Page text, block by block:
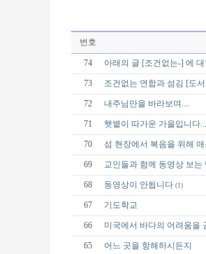
번호
74 아래의 글 [조건없는-] 에
73 조건없는 연합과 섬김 [도
72 내주님만을 바라보며....
71 햇볕이 따가운 가을입니다
70 섬 현장에서 복음을 위해
69 교인들과 함께 동영상 보는
68 동영상이 안됩니다 (1)
67 기도학교
66 미국에서 바다의 어려움을
65 어느 곳을 항해하시든지